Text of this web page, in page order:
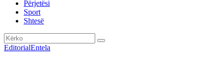
Përjetësi
Sport
Shtesë
EditorialEntela